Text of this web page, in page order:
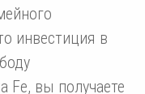
инвестиция в
Fe, вы получаете